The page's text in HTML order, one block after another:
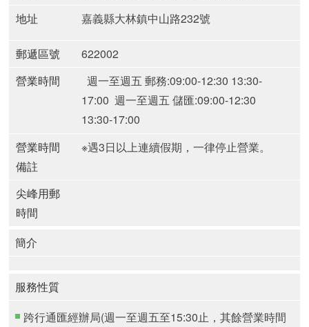
地址
嘉義縣大林鎮中山路232號
郵遞區號
622002
營業時間
週一至週五 郵務:09:00-12:30 13:30-
17:00 週一至週五 儲匯:09:00-12:30
13:30-17:00
營業時間
備註
※遇3日以上連續假期，一律停止營業。
尖峰用郵
時間
簡介
服務性質
跨行通匯經辦局(週一至週五至15:30止，其餘營業時間